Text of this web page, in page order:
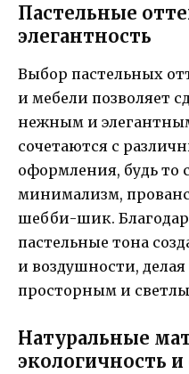
Пастельные
элегантность
Выбор пастельных
и мебели позволяет
нежным и
сочетаются с
оформления, будь то
минимализм,
шебби-шик.
пастельные тона
и воздушности,
просторным и
Натуральные
экологичность